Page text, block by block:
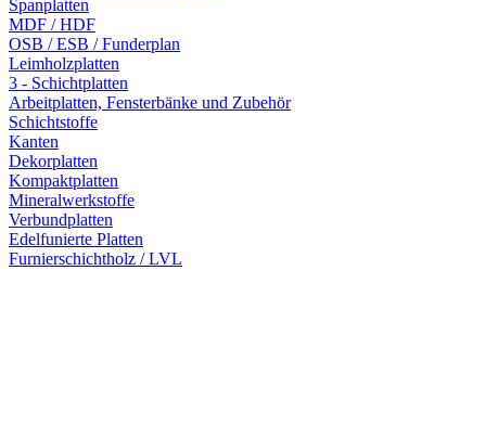
Spanplatten
MDF / HDF
OSB / ESB / Funderplan
Leimholzplatten
3 - Schichtplatten
Arbeitplatten, Fensterbänke und Zubehör
Schichtstoffe
Kanten
Dekorplatten
Kompaktplatten
Mineralwerkstoffe
Verbundplatten
Edelfunierte Platten
Furnierschichtholz / LVL